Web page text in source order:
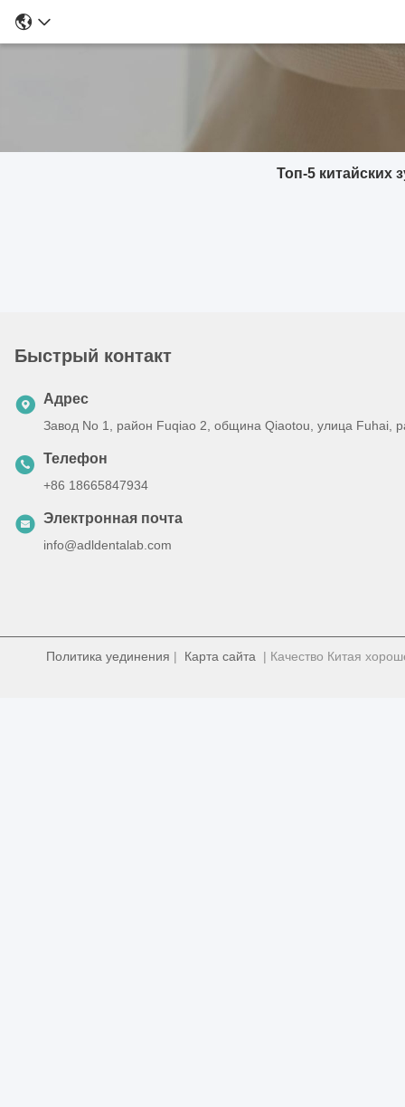
Топ-5 китайских
Быстрый контакт
Адрес
Завод No 1, район Fuqiao 2, община Qiaotou, улица Fuhai,
Телефон
+86 18665847934
Электронная почта
info@adldentalab.com
Политика уединения | Карта сайта | Качество Китая